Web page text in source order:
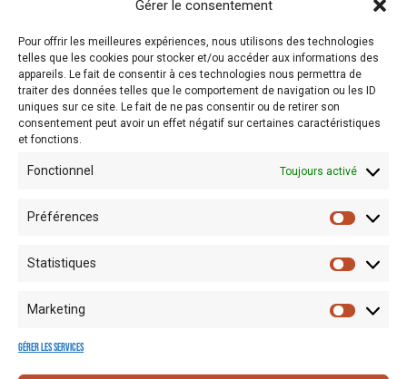
Gérer le consentement
Pour offrir les meilleures expériences, nous utilisons des technologies
telles que les cookies pour stocker et/ou accéder aux informations des
appareils. Le fait de consentir à ces technologies nous permettra de
traiter des données telles que le comportement de navigation ou les ID
uniques sur ce site. Le fait de ne pas consentir ou de retirer son
consentement peut avoir un effet négatif sur certaines caractéristiques
et fonctions.
Fonctionnel Toujours activé
Préférences
Statistiques
Marketing
Gérer les services
Inscriptionnon-obligatoire mais vivement souhaitée surwww.habitat-
groupe.be
Mobilité: Co-voiturage facilité et navettes organisées au départ de
la gare de Charleroi Sud toutes les 30 minutes
Covid Safe Ticket